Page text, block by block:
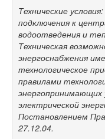
Технические
подключения к
водоотведения и
Техническая
энергоснабжения
технологическое
правилами
электрической
Постановлением
27.12.04.